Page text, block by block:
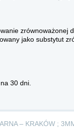
zrównoważonej
jako substytut
30 dni.
– KRAKÓW ;